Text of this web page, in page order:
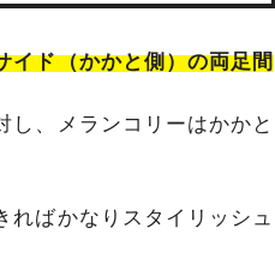
イド（かかと側）の両足間
し、メランコリーはかかと
ればかなりスタイリッシュ